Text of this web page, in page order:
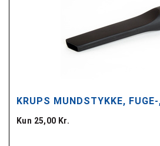
KRUPS MUNDSTYKKE,
Kun 25,00 Kr.